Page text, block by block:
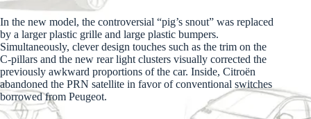
In the new model, the controversial “pig’s snout” was replaced
by a larger plastic grille and large plastic bumpers.
Simultaneously, clever design touches such as the trim on the
C-pillars and the new rear light clusters visually corrected the
previously awkward proportions of the car. Inside, Citroën
abandoned the PRN satellite in favor of conventional switches
borrowed from Peugeot.